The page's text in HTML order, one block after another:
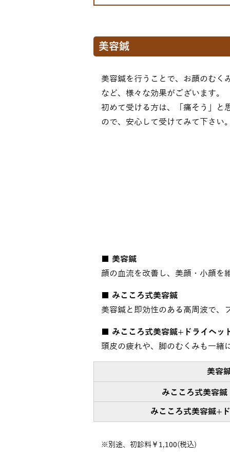
美容鍼
美容鍼を行うことで、お顔のむく
など、様々な効果がございます。
初めて受ける方は、「痛そう」と
ので、安心して受けてみて下さい
■ 美容鍼
顔の血流を改善し、美顔・小顔を
■ みこころ式美容鍼
美容鍼と即効性のある高周波で、
■ みこころ式美容鍼+ドライヘッ
頭皮の疲れや、脚のむくみも一緒
美容
みこころ式美容鍼
みこころ式美容鍼+
※別途、初診料￥1,100(税込)